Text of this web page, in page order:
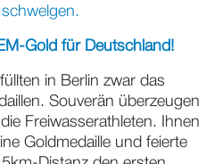
Gold für Deutschland!
in Berlin zwar das
Souverän überzeugen
Freiwasserathleten. Ihnen
Goldmedaille und feierte